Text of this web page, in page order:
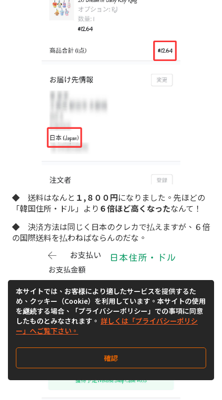
◆ 送料はなんと １,８００円になりました。先ほどの
「韓国住所・ドル」より ６倍ほど高くなったなんて！
◆ 決済方法は同じく日本のクレカで払えますが、６倍
の国際送料を払わねばならんのだな。
本サイトでは、お客様により適したサービスを提供するた
め、クッキー（Cookie）を利用しています。本サイトの使用
を継続する場合、「プライバシーポリシー」での事項に同意
したものとみなされます。 詳しくは「プライバシーポリシ
ー」へご覧下さい。
確認